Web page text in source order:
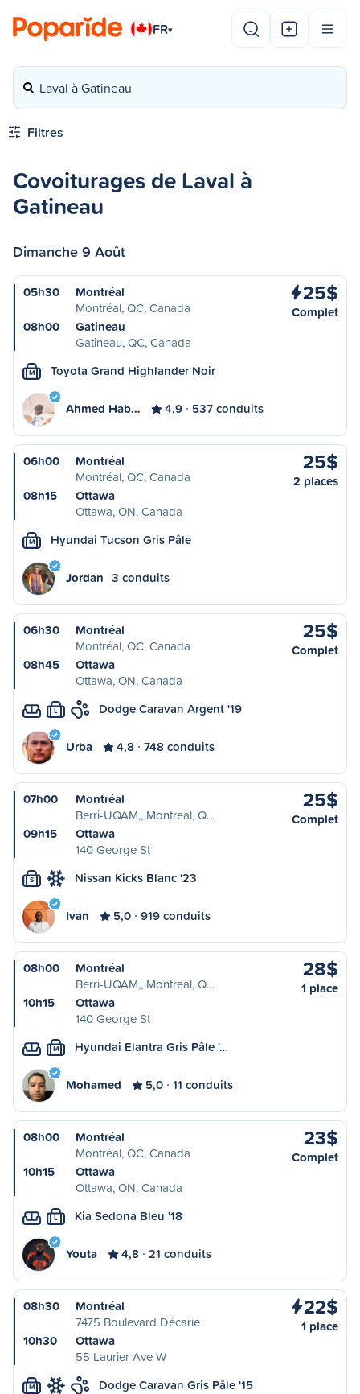
FR▾
Laval à Gatineau
Filtres
Covoiturages de Laval à
Gatineau
Dimanche 9 Août
05h30
Montréal
Montréal, QC, Canada
08h00
Gatineau
Gatineau, QC, Canada
25$
Complet
M Toyota Grand Highlander Noir
Ahmed Hab… 4,9 537 conduits
06h00
Montréal
Montréal, QC, Canada
08h15
Ottawa
Ottawa, ON, Canada
25$
2 places
M Hyundai Tucson Gris Pâle
Jordan 3 conduits
06h30
Montréal
Montréal, QC, Canada
08h45
Ottawa
Ottawa, ON, Canada
25$
Complet
L Dodge Caravan Argent '19
Urba 4,8 748 conduits
07h00
Montréal
Berri-UQAM,, Montreal, Q…
09h15
Ottawa
140 George St
25$
Complet
S Nissan Kicks Blanc '23
Ivan 5,0 919 conduits
08h00
Montréal
Berri-UQAM,, Montreal, Q…
10h15
Ottawa
140 George St
28$
1 place
M Hyundai Elantra Gris Pâle '…
Mohamed 5,0 11 conduits
08h00
Montréal
Montréal, QC, Canada
10h15
Ottawa
Ottawa, ON, Canada
23$
Complet
L Kia Sedona Bleu '18
Youta 4,8 21 conduits
08h30
Montréal
7475 Boulevard Décarie
10h30
Ottawa
55 Laurier Ave W
22$
1 place
M Dodge Caravan Gris Pâle '15